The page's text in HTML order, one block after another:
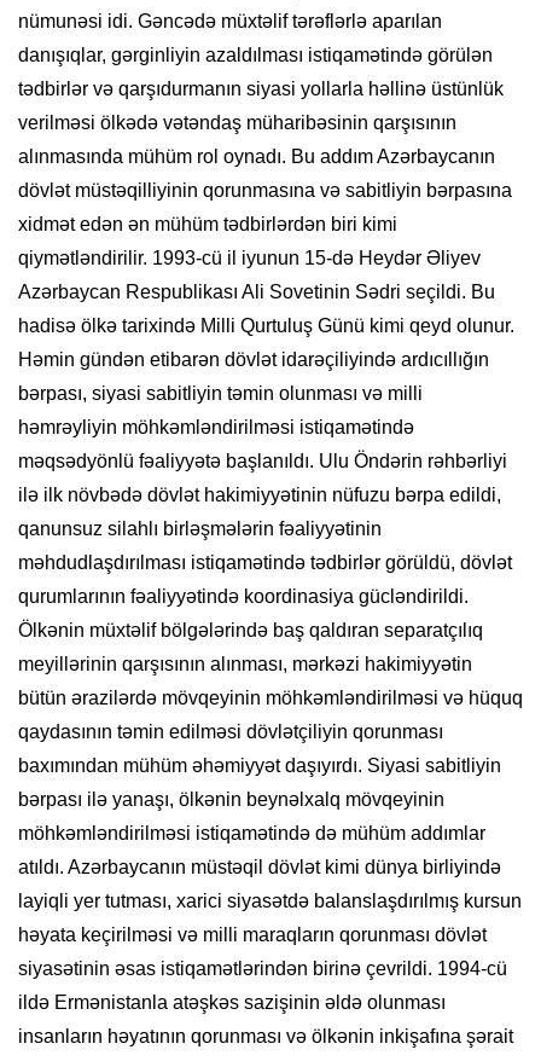
nümunəsi idi. Gəncədə müxtəlif tərəflərlə aparılan
danışıqlar, gərginliyin azaldılması istiqamətində görülən
tədbirlər və qarşıdurmanın siyasi yollarla həllinə üstünlük
verilməsi ölkədə vətəndaş müharibəsinin qarşısının
alınmasında mühüm rol oynadı. Bu addım Azərbaycanın
dövlət müstəqilliyinin qorunmasına və sabitliyin bərpasına
xidmət edən ən mühüm tədbirlərdən biri kimi
qiymətləndirilir. 1993-cü il iyunun 15-də Heydər Əliyev
Azərbaycan Respublikası Ali Sovetinin Sədri seçildi. Bu
hadisə ölkə tarixində Milli Qurtuluş Günü kimi qeyd olunur.
Həmin gündən etibarən dövlət idarəçiliyində ardıcıllığın
bərpası, siyasi sabitliyin təmin olunması və milli
həmrəyliyin möhkəmləndirilməsi istiqamətində
məqsədyönlü fəaliyyətə başlanıldı. Ulu Öndərin rəhbərliyi
ilə ilk növbədə dövlət hakimiyyətinin nüfuzu bərpa edildi,
qanunsuz silahlı birləşmələrin fəaliyyətinin
məhdudlaşdırılması istiqamətində tədbirlər görüldü, dövlət
qurumlarının fəaliyyətində koordinasiya gücləndirildi.
Ölkənin müxtəlif bölgələrində baş qaldıran separatçılıq
meyillərinin qarşısının alınması, mərkəzi hakimiyyətin
bütün ərazilərdə mövqeyinin möhkəmləndirilməsi və hüquq
qaydasının təmin edilməsi dövlətçiliyin qorunması
baxımından mühüm əhəmiyyət daşıyırdı. Siyasi sabitliyin
bərpası ilə yanaşı, ölkənin beynəlxalq mövqeyinin
möhkəmləndirilməsi istiqamətində də mühüm addımlar
atıldı. Azərbaycanın müstəqil dövlət kimi dünya birliyində
layiqli yer tutması, xarici siyasətdə balanslaşdırılmış kursun
həyata keçirilməsi və milli maraqların qorunması dövlət
siyasətinin əsas istiqamətlərindən birinə çevrildi. 1994-cü
ildə Ermənistanla atəşkəs sazişinin əldə olunması
insanların həyatının qorunması və ölkənin inkişafına şərait